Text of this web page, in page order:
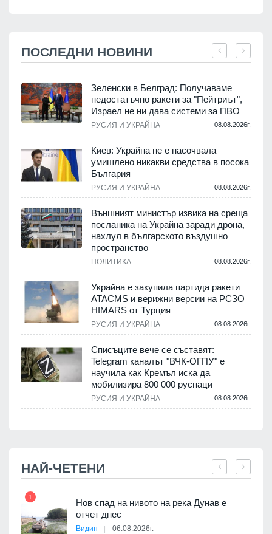
ПОСЛЕДНИ НОВИНИ
Зеленски в Белград: Получаваме
недостатъчно ракети за "Пейтриът",
Израел не ни дава системи за ПВО
РУСИЯ И УКРАЙНА 08.08.2026г.
Киев: Украйна не е насочвала
умишлено никакви средства в посока
България
РУСИЯ И УКРАЙНА 08.08.2026г.
Външният министър извика на среща
посланика на Украйна заради дрона,
нахлул в българското въздушно
пространство
ПОЛИТИКА 08.08.2026г.
Украйна е закупила партида ракети
ATACMS и верижни версии на РСЗО
HIMARS от Турция
РУСИЯ И УКРАЙНА 08.08.2026г.
Списъците вече се съставят:
Telegram каналът "ВЧК-ОГПУ" е
научила как Кремъл иска да
мобилизира 800 000 руснаци
РУСИЯ И УКРАЙНА 08.08.2026г.
НАЙ-ЧЕТЕНИ
1
Нов спад на нивото на река Дунав е
отчет днес
Видин 06.08.2026г.